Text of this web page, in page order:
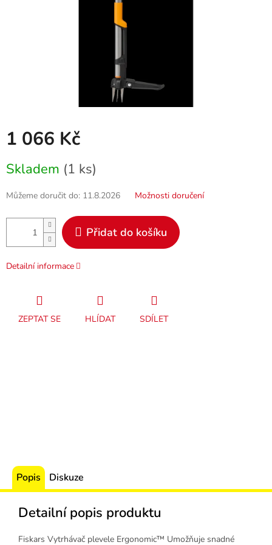
1 066 Kč
cena:
Skladem (1 ks)
Můžeme doručit do: 11.8.2026 Možnosti doručení
Přidat do košíku
Detailní informace
ZEPTAT SE HLÍDAT SDÍLET
Popis Diskuze
Detailní popis produktu
Fiskars Vytrhávač plevele Ergonomic™ Umožňuje snadné